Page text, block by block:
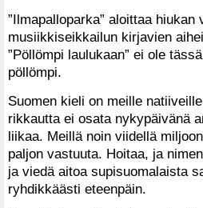
”Ilmapalloparka” aloittaa hiukan
musiikkiseikkailun kirjavien
”Pöllömpi laulukaan” ei ole
pöllömpi.
Suomen kieli on meille
rikkautta ei osata nykypäivänä
liikaa. Meillä noin viidellä
paljon vastuuta. Hoitaa, ja
ja viedä aitoa supisuomalaista
ryhdikkäästi eteenpäin.